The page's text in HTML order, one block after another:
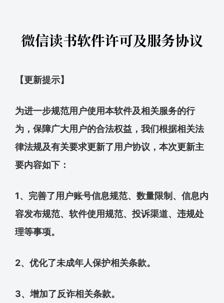
微信读书软件许可及服务协议
【更新提示】
为进一步规范用户使用本软件及相关服务的行
为，保障广大用户的合法权益，我们根据相关法
律法规及有关要求更新了用户协议，本次更新主
要内容如下：
1、完善了用户账号信息规范、数量限制、信息内
容发布规范、软件使用规范、投诉渠道、违规处
理等事项。
2、优化了未成年人保护相关条款。
3、增加了反诈相关条款。